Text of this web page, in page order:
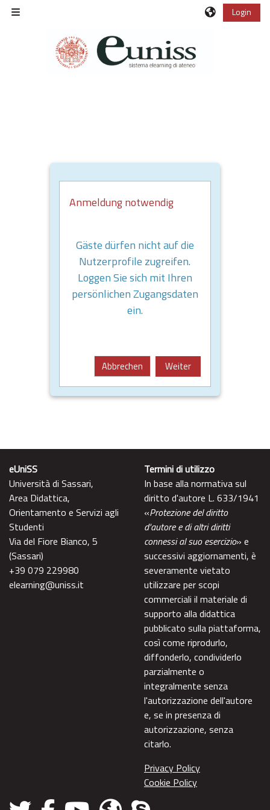
Zum Hauptinhalt
Login
Anmeldung notwendig
Gäste dürfen nicht auf die
Nutzerprofile zugreifen.
Loggen Sie sich mit Ihren
persönlichen Zugangsdaten
ein.
Abbrechen Weiter
eUniSS
Università di Sassari,
Area Didattica,
Orientamento e Servizi agli
Studenti
Via del Fiore Bianco, 5
(Sassari)
+39 079 229980
elearning@uniss.it
Termini di utilizzo
In base alla normativa sul
diritto d'autore L. 633/1941
«Protezione del diritto
d'autore e di altri diritti
connessi al suo esercizio» e
successivi aggiornamenti, è
severamente vietato
utilizzare per scopi
commerciali il materiale di
supporto alla didattica
pubblicato sulla piattaforma,
così come riprodurlo,
diffonderlo, condividerlo
parzialmente o
integralmente senza
l'autorizzazione dell'autore
e, se in presenza di
autorizzazione, senza
citarlo.
Privacy Policy
Cookie Policy